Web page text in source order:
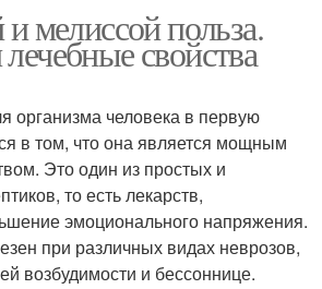
мелиссой польза.
свойства
организма человека в первую
в том, что она является мощным
Это один из простых и
то есть лекарств,
эмоционального напряжения.
при различных видах неврозов,
возбудимости и бессоннице.